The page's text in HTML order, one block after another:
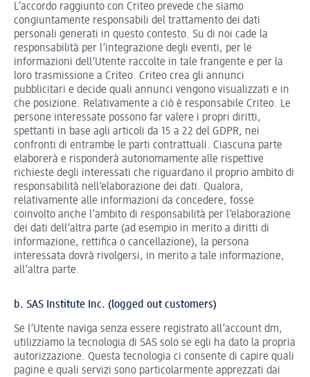
L’accordo raggiunto con Criteo prevede che siamo
congiuntamente responsabili del trattamento dei dati
personali generati in questo contesto. Su di noi cade la
responsabilità per l’integrazione degli eventi, per le
informazioni dell’Utente raccolte in tale frangente e per la
loro trasmissione a Criteo. Criteo crea gli annunci
pubblicitari e decide quali annunci vengono visualizzati e in
che posizione. Relativamente a ciò è responsabile Criteo. Le
persone interessate possono far valere i propri diritti,
spettanti in base agli articoli da 15 a 22 del GDPR, nei
confronti di entrambe le parti contrattuali. Ciascuna parte
elaborerà e risponderà autonomamente alle rispettive
richieste degli interessati che riguardano il proprio ambito di
responsabilità nell’elaborazione dei dati. Qualora,
relativamente alle informazioni da concedere, fosse
coinvolto anche l’ambito di responsabilità per l’elaborazione
dei dati dell’altra parte (ad esempio in merito a diritti di
informazione, rettifica o cancellazione), la persona
interessata dovrà rivolgersi, in merito a tale informazione,
all’altra parte.
b. SAS Institute Inc. (logged out customers)
Se l’Utente naviga senza essere registrato all’account dm,
utilizziamo la tecnologia di SAS solo se egli ha dato la propria
autorizzazione. Questa tecnologia ci consente di capire quali
pagine e quali servizi sono particolarmente apprezzati dai